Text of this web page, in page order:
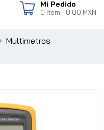
Mi Pedido
0 Item - 0.00 MXN
Multimetros